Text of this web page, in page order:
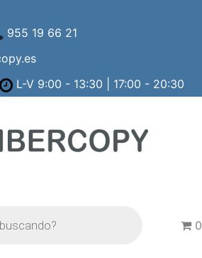
955 19 66 21
L-V 9:00 - 13:30 | 17:00 - 20:30
0